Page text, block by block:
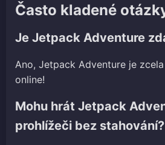
Často kladené
Je Jetpack Adventure
Ano, Jetpack Adventure je
online!
Mohu hrát Jetpack
prohlížeči bez stahování?